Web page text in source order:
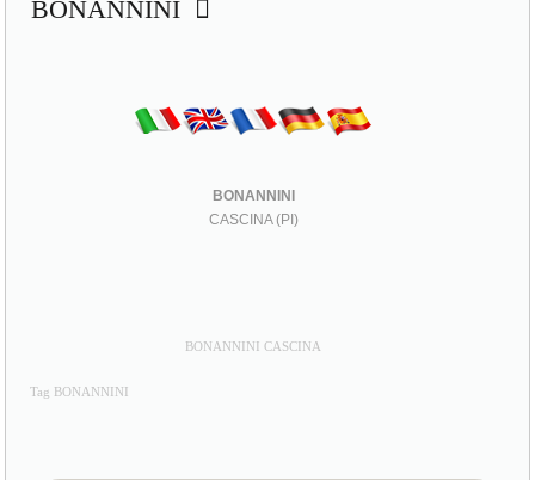
BONANNINI
BONANNINI
CASCINA (PI)
BONANNINI CASCINA
Tag BONANNINI